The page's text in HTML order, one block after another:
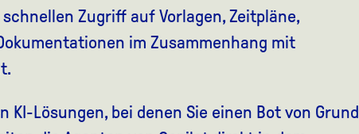
Zugriff auf Vorlagen, Zeitpläne,
im Zusammenhang mit
KI-Lösungen, bei denen Sie einen Bot von Grund